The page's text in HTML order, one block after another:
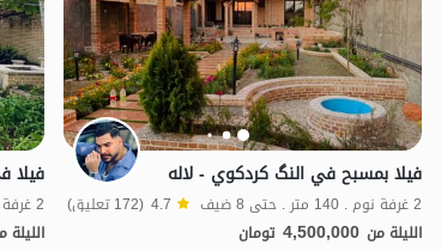
فيلا بمسبح في النگ كردكوي - لاله
2 غرفة نوم . 140 متر . حتى 8 ضيف 4.7 (172 تعليق)
الليلة من 4,500,000 تومان
فيلا
2 غرفة نوم . 160 متر . حتى 8 ضيف
الليلة